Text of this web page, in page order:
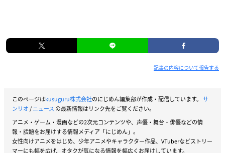
記事の内容について報告する
このページはkusuguru株式会社のにじめん編集部が作成・配信しています。 サ
ンリオ/ニュース の最新情報はリンク先をご覧ください。
アニメ・ゲーム・漫画などの2次元コンテンツや、声優・舞台・俳優などの情
報・話題をお届けする情報メディア「にじめん」。
女性向けアニメをはじめ、少年アニメやキャラクター作品、VTuberなどストリー
マーにも幅を広げ、オタクが気になる情報を幅広くお届けしています。